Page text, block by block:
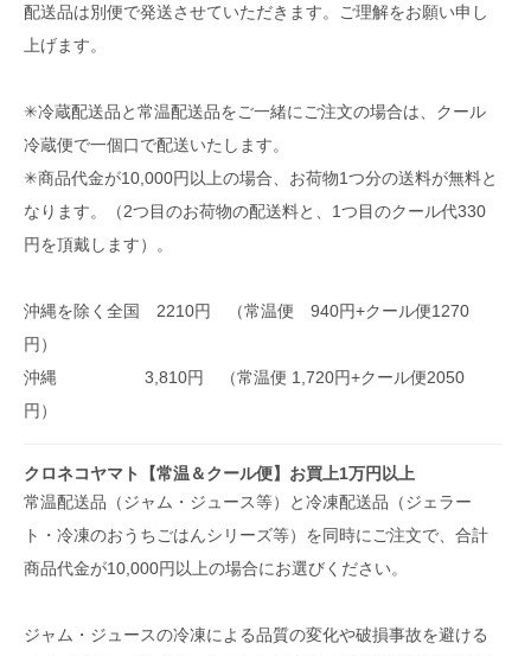
配送品は別便で発送させていただきます。ご理解をお願い申し
上げます。
✳︎冷蔵配送品と常温配送品をご一緒にご注文の場合は、クール
冷蔵便で一個口で配送いたします。
✳︎商品代金が10,000円以上の場合、お荷物1つ分の送料が無料と
なります。（2つ目のお荷物の配送料と、1つ目のクール代330
円を頂戴します）。
沖縄を除く全国 2210円 （常温便 940円+クール便1270
円）
沖縄 3,810円 （常温便 1,720円+クール便2050
円）
クロネコヤマト【常温＆クール便】お買上1万円以上
常温配送品（ジャム・ジュース等）と冷凍配送品（ジェラー
ト・冷凍のおうちごはんシリーズ等）を同時にご注文で、合計
商品代金が10,000円以上の場合にお選びください。
ジャム・ジュースの冷凍による品質の変化や破損事故を避ける